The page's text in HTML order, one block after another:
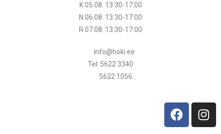
K 05.08. 13:30-17:00
N 06.08. 13:30-17:00
R 07.08. 13:30-17:00
info@hoki.ee
Tel: 5622 3340
5622 1056